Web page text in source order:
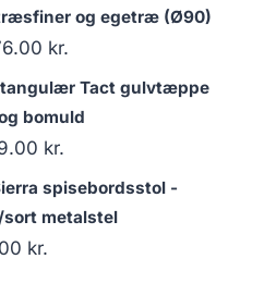
og egetræ (Ø90)
kr.
Tact gulvtæppe
bomuld
kr.
spisebordsstol -
metalstel
kr.